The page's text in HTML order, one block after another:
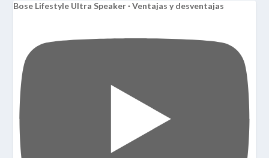
Bose Lifestyle Ultra Speaker · Ventajas y desventajas